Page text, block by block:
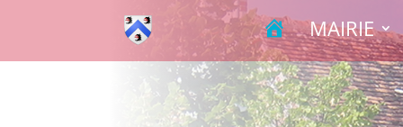
A
C
C
U
E
I
L
MAIRIE